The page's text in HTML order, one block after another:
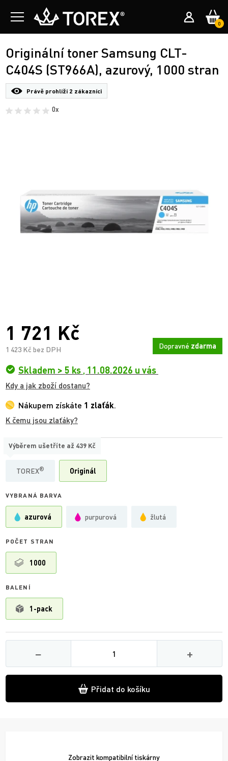
0
Originální toner Samsung CLT-
C404S (ST966A), azurový, 1000 stran
Právě prohlíží 2 zákazníci
0x
1 721 Kč
1 423 Kč bez DPH Dopravné zdarma
Skladem > 5 ks , 11.08.2026 u vás
Kdy a jak zboží dostanu?
Nákupem získáte 1 zlaťák.
K čemu jsou zlaťáky?
TYP
TOREX®
Výběrem ušetříte až 439 Kč
Originál
VYBRANÁ BARVA
azurová purpurová žlutá
POČET STRAN
1000
BALENÍ
1-pack
−
Množství
+
Přidat do košíku
Zobrazit kompatibilní tiskárny